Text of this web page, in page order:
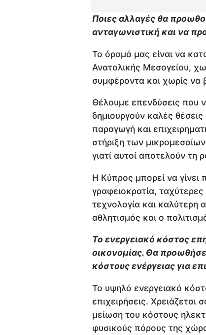
Ποιες αλλαγές θα
ανταγωνιστική και να
Το όραμά μας είναι να
Ανατολικής Μεσογείου,
συμφέροντα και χωρίς να
Θέλουμε επενδύσεις που
δημιουργούν καλές
παραγωγή και
στήριξη των
γιατί αυτοί αποτελούν τη
Η Κύπρος μπορεί να γίνει
γραφειοκρατία,
τεχνολογία και καλύτερη
αθλητισμός και ο
Το ενεργειακό κόστος
οικονομίας. Θα
κόστους ενέργειας για
Το υψηλό ενεργειακό
επιχειρήσεις.
μείωση του κόστους
φυσικούς πόρους της